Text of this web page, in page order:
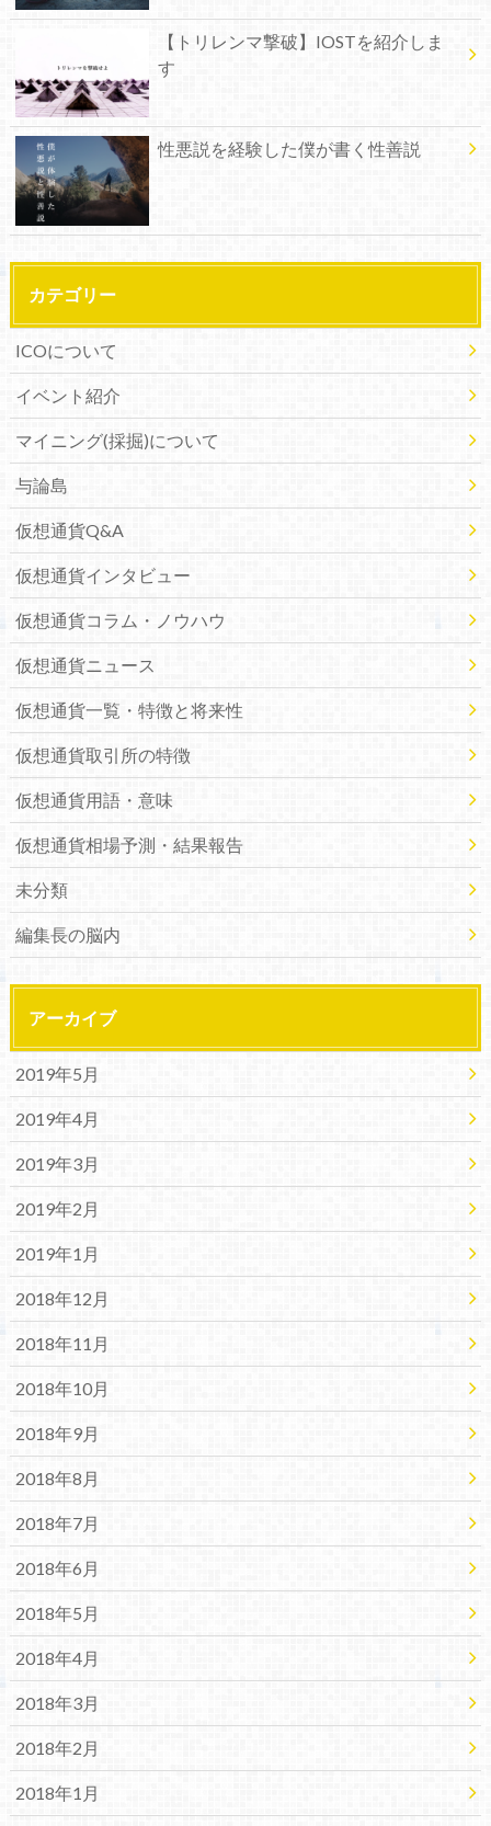
【トリレンマ撃破】IOSTを紹介しま
す
性悪説を経験した僕が書く性善説
カテゴリー
ICOについて
イベント紹介
マイニング(採掘)について
与論島
仮想通貨Q&A
仮想通貨インタビュー
仮想通貨コラム・ノウハウ
仮想通貨ニュース
仮想通貨一覧・特徴と将来性
仮想通貨取引所の特徴
仮想通貨用語・意味
仮想通貨相場予測・結果報告
未分類
編集長の脳内
アーカイブ
2019年5月
2019年4月
2019年3月
2019年2月
2019年1月
2018年12月
2018年11月
2018年10月
2018年9月
2018年8月
2018年7月
2018年6月
2018年5月
2018年4月
2018年3月
2018年2月
2018年1月